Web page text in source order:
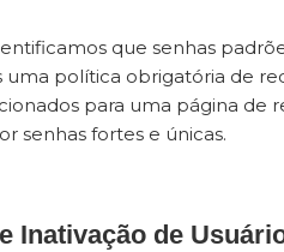
que senhas
política obrigatória de
para uma página de
senhas fortes e únicas.
Inativação de